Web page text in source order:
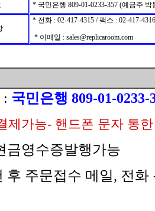
* 국민은행 809-01-0233-357 (예금주 박
* 전화 : 02-417-4315 / 팩스 : 02-417-
* 이메일 : sales@replicaroom.com
국민은행 809-01-
제가능- 핸드폰 문자 통
금영수증발행가능
후 주문접수 메일, 전